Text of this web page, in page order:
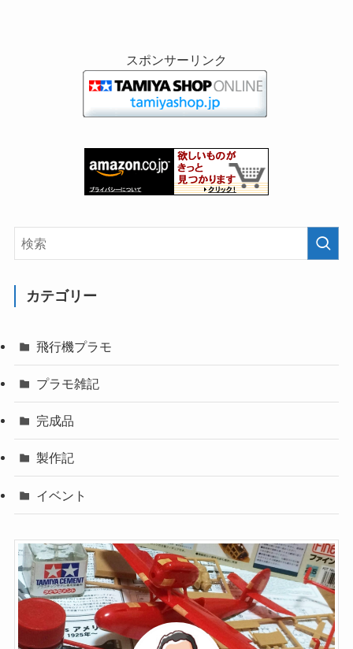
スポンサーリンク
カテゴリー
飛行機プラモ
プラモ雑記
完成品
製作記
イベント